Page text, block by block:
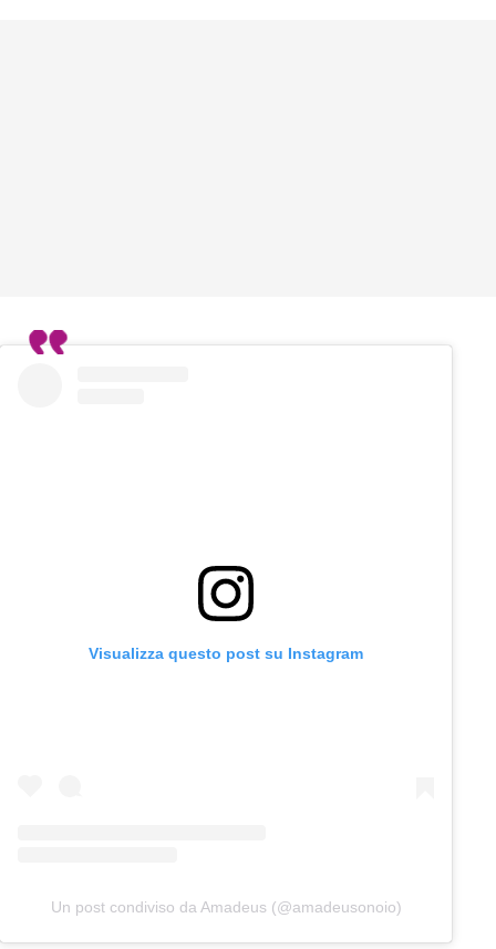
Visualizza questo post su Instagram
Un post condiviso da Amadeus (@amadeusonoio)